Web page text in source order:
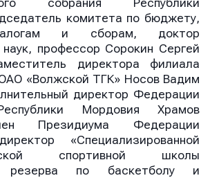
собрания Республики
комитета по бюджету,
и сборам, доктор
наук, профессор Сорокин Сергей
директора филиала
«Волжской ТГК» Носов Вадим
директор Федерации
Мордовия Храмов
Президиума Федерации
«Специализированной
спортивной школы
резерва по баскетболу и